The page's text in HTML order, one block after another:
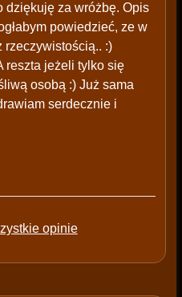
dziękuję za wróżbę. Opis
powiedzieć, ze w
rzeczywistością.. :)
reszta jeżeli tylko się
osobą :) Już sama
serdecznie i
opinie